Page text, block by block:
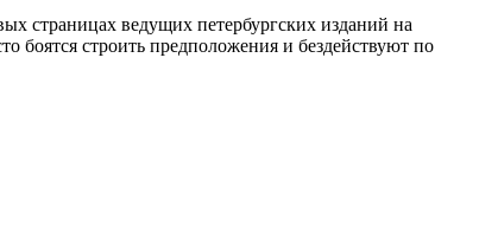
страницах ведущих петербургских изданий на
боятся строить предположения и бездействуют по